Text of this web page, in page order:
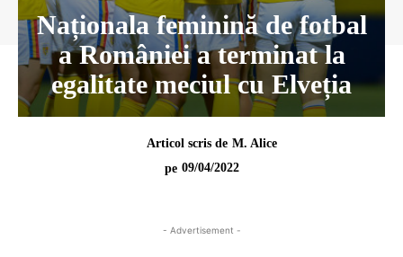
Naționala feminină de fotbal
a României a terminat la
egalitate meciul cu Elveția
Articol scris de M. Alice
pe 09/04/2022
- Advertisement -